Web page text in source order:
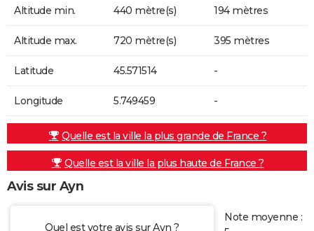
Altitude min. 440 mètre(s) 194 mètres
Altitude max. 720 mètre(s) 395 mètres
Latitude 45.571514 -
Longitude 5.749459 -
Quelle est la ville la plus grande de France ?
Quelle est la ville la plus haute de France ?
Avis sur Ayn
Quel est votre avis sur Ayn ?
Note moyenne :